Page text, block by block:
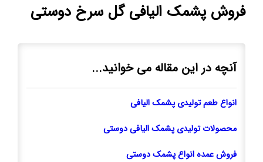
فروش پشمک الیافی گل سرخ دوستی
آنچه در این مقاله می خوانید...
انواع طعم تولیدی پشمک الیافی
محصولات تولیدی پشمک الیافی دوستی
فروش عمده انواع پشمک دوستی